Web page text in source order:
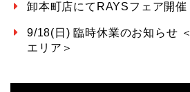
卸本町店にてRAYSフェア開催
9/18(日) 臨時休業のお知らせ
エリア＞